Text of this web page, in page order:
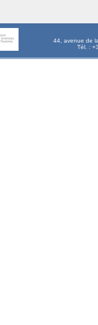
44, avenue de
Tél. :